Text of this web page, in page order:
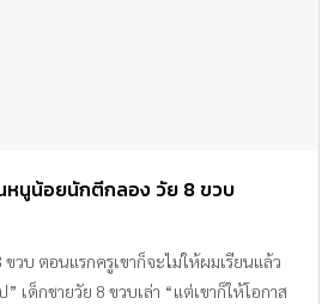
หนูน้อยนักตีกลอง วัย 8 ขวบ
วบ ตอนแรกครูเขาก็จะไม่ให้ผมเรียนแล้ว
เด็กชายวัย 8 ขวบเล่า “แต่เขาก็ให้โอกาส